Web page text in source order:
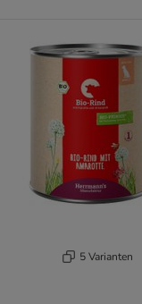
5 Varianten